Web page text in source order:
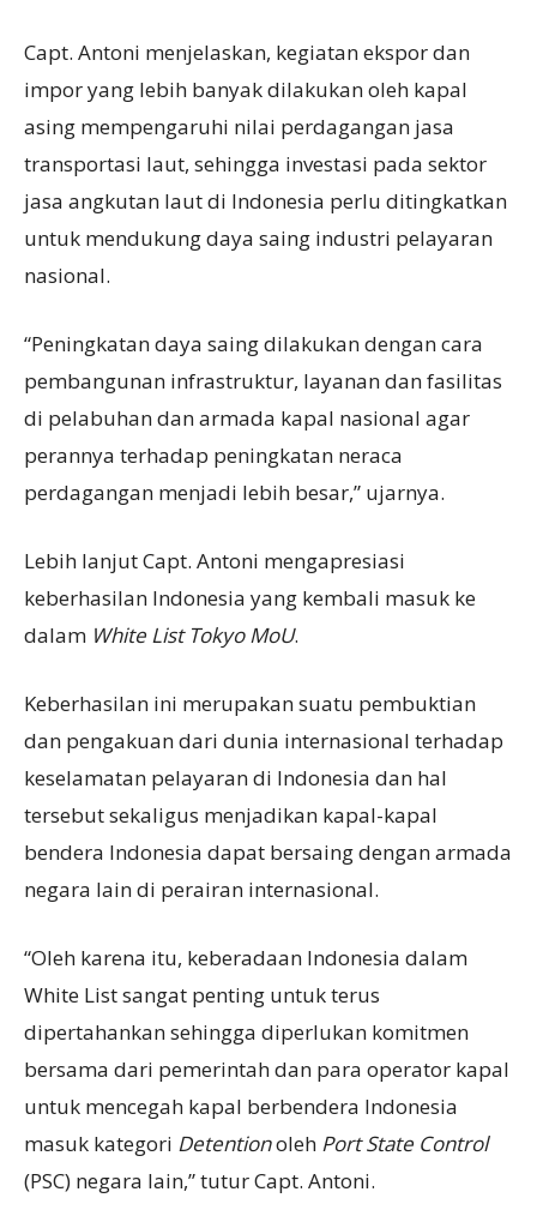
Capt. Antoni menjelaskan, kegiatan ekspor dan
impor yang lebih banyak dilakukan oleh kapal
asing mempengaruhi nilai perdagangan jasa
transportasi laut, sehingga investasi pada sektor
jasa angkutan laut di Indonesia perlu ditingkatkan
untuk mendukung daya saing industri pelayaran
nasional.
“Peningkatan daya saing dilakukan dengan cara
pembangunan infrastruktur, layanan dan fasilitas
di pelabuhan dan armada kapal nasional agar
perannya terhadap peningkatan neraca
perdagangan menjadi lebih besar,” ujarnya.
Lebih lanjut Capt. Antoni mengapresiasi
keberhasilan Indonesia yang kembali masuk ke
dalam White List Tokyo MoU.
Keberhasilan ini merupakan suatu pembuktian
dan pengakuan dari dunia internasional terhadap
keselamatan pelayaran di Indonesia dan hal
tersebut sekaligus menjadikan kapal-kapal
bendera Indonesia dapat bersaing dengan armada
negara lain di perairan internasional.
“Oleh karena itu, keberadaan Indonesia dalam
White List sangat penting untuk terus
dipertahankan sehingga diperlukan komitmen
bersama dari pemerintah dan para operator kapal
untuk mencegah kapal berbendera Indonesia
masuk kategori Detentionoleh Port State Control
(PSC) negara lain,” tutur Capt. Antoni.